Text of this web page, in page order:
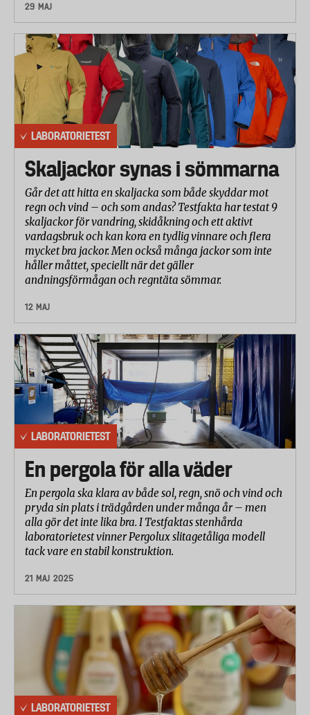
29 MAJ
LABORATORIETEST
Skaljackor synas i sömmarna
Går det att hitta en skaljacka som både skyddar mot
regn och vind – och som andas? Testfakta har testat 9
skaljackor för vandring, skidåkning och ett aktivt
vardagsbruk och kan kora en tydlig vinnare och flera
mycket bra jackor. Men också många jackor som inte
håller måttet, speciellt när det gäller
andningsförmågan och regntäta sömmar.
12 MAJ
LABORATORIETEST
En pergola för alla väder
En pergola ska klara av både sol, regn, snö och vind och
pryda sin plats i trädgården under många år – men
alla gör det inte lika bra. I Testfaktas stenhårda
laboratorietest vinner Pergolux slitagetåliga modell
tack vare en stabil konstruktion.
21 MAJ 2025
LABORATORIETEST